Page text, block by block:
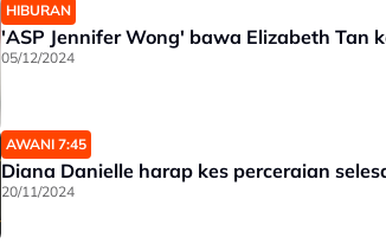
HIBURAN
'ASP Jennifer Wong' bawa Elizabeth Tan
05/12/2024
AWANI 7:45
Diana Danielle harap kes perceraian
20/11/2024